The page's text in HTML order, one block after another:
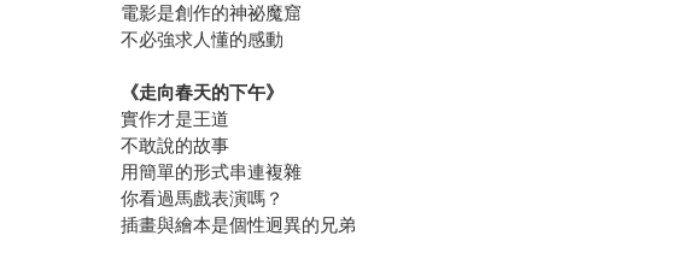
電影是創作的神祕魔窟
不必強求人懂的感動
《走向春天的下午》
實作才是王道
不敢說的故事
用簡單的形式串連複雜
你看過馬戲表演嗎？
插畫與繪本是個性迥異的兄弟